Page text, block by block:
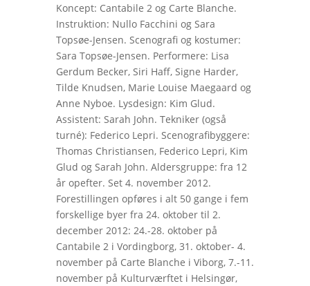
Koncept: Cantabile 2 og Carte Blanche.
Instruktion: Nullo Facchini og Sara
Topsøe-Jensen. Scenografi og kostumer:
Sara Topsøe-Jensen. Performere: Lisa
Gerdum Becker, Siri Haff, Signe Harder,
Tilde Knudsen, Marie Louise Maegaard og
Anne Nyboe. Lysdesign: Kim Glud.
Assistent: Sarah John. Tekniker (også
turné): Federico Lepri. Scenografibyggere:
Thomas Christiansen, Federico Lepri, Kim
Glud og Sarah John. Aldersgruppe: fra 12
år opefter. Set 4. november 2012.
Forestillingen opføres i alt 50 gange i fem
forskellige byer fra 24. oktober til 2.
december 2012: 24.-28. oktober på
Cantabile 2 i Vordingborg, 31. oktober- 4.
november på Carte Blanche i Viborg, 7.-11.
november på Kulturværftet i Helsingør,